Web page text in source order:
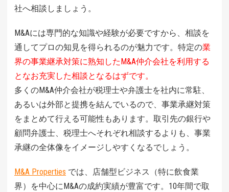
社へ相談しましょう。
M&Aには専門的な知識や経験が必要ですから、相談を
通してプロの知見を得られるのが魅力です。特定の業
界の事業継承対策に熟知したM&A仲介会社を利用する
となお充実した相談となるはずです。
多くのM&A仲介会社が税理士や弁護士を社内に常駐、
あるいは外部と提携を結んでいるので、事業承継対策
をまとめて行える可能性もあります。取引先の銀行や
顧問弁護士、税理士へそれぞれ相談するよりも、事業
承継の全体像をイメージしやすくなるでしょう。
M&A Properties では、店舗型ビジネス（特に飲食業
界）を中心にM&Aの成約実績が豊富です。10年間で取